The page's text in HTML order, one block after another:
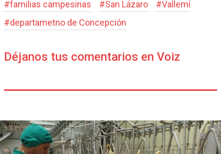
#familias campesinas #San Lázaro #Vallemí
#departametno de Concepción
Déjanos tus comentarios en Voiz